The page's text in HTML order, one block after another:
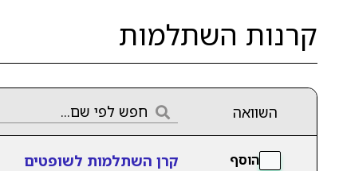
קרנות השתלמות
השוואה
הוסף קרן השתלמות לשופטים